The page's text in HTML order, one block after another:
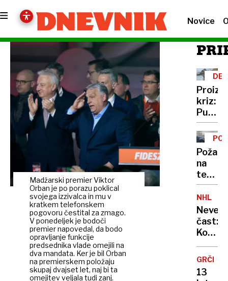
Novice
Madžarski premier Viktor
Orban je po porazu poklical
svojega izzivalca in mu v
kratkem telefonskem
pogovoru čestital za zmago.
V ponedeljek je bodoči
premier napovedal, da bodo
opravljanje funkcije
predsednika vlade omejili na
dva mandata. Ker je bil Orban ​​
na premierskem položaju
skupaj dvajset let, naj bi ta
omejitev veljala tudi zanj.
kriz:
Putin
je
našel
novo
orožje
za
Požar
na
težko
terenu
v
okolici
delno
NHL
čast:
bo
dobil
kip v
Los
GRČIJA
13